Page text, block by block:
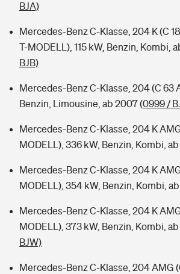
BJA)
Mercedes-Benz C-Klasse, 204 K (C
T-MODELL), 115 kW, Benzin, Kombi,
BJB)
Mercedes-Benz C-Klasse, 204 (C 63
Benzin, Limousine, ab 2007(0999 /
Mercedes-Benz C-Klasse, 204 K
MODELL), 336 kW, Benzin, Kombi,
Mercedes-Benz C-Klasse, 204 K
MODELL), 354 kW, Benzin, Kombi,
Mercedes-Benz C-Klasse, 204 K
MODELL), 373 kW, Benzin, Kombi,
BJW)
Mercedes-Benz C-Klasse, 204 AMG